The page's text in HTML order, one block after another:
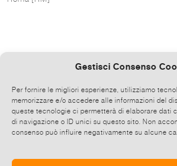
Gestisci Consenso
Per fornire le migliori esperienze, utilizziamo
memorizzare e/o accedere alle informazioni del
queste tecnologie ci permetterà di elaborare dati
di navigazione o ID unici su questo sito. Non
consenso può influire negativamente su alcune